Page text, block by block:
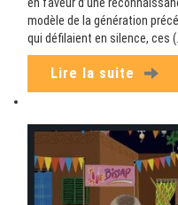
modèle de la génération
qui défilaient en silence, ces
Lire la suite